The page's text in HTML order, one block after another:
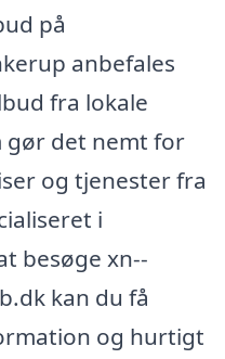
på
anbefales
fra lokale
gør det nemt for
og tjenester fra
i
besøge xn--
kan du få
og hurtigt